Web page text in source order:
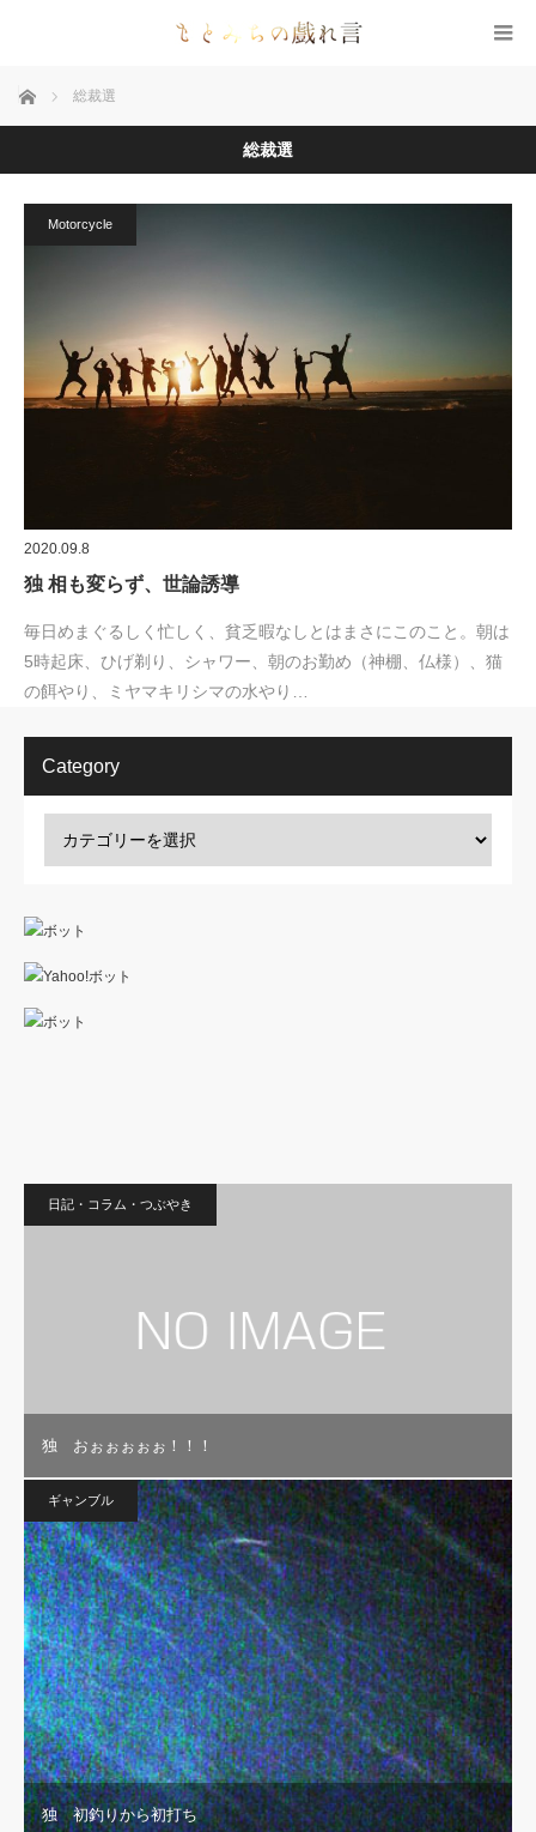
ホーム 総裁選
総裁選
Motorcycle
2020.09.8
独 相も変らず、世論誘導
毎日めまぐるしく忙しく、貧乏暇なしとはまさにこのこと。朝は
5時起床、ひげ剃り、シャワー、朝のお勤め（神棚、仏様）、猫
の餌やり、ミヤマキリシマの水やり…
Category
日記・コラム・つぶやき
独 おぉぉぉぉぉ！！！
ギャンブル
独 初釣りから初打ち